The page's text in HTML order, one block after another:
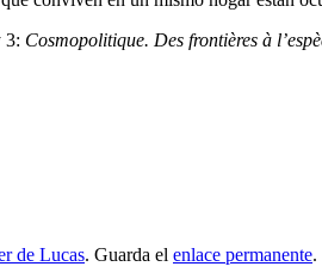
3: Cosmopolitique. Des frontières à
de Lucas. Guarda el enlace permanente.